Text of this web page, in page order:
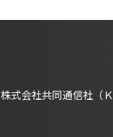
株式会社共同通信社（